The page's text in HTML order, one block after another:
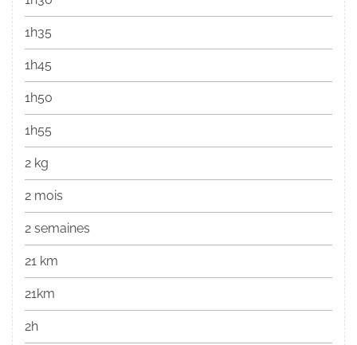
1h35
1h45
1h50
1h55
2 kg
2 mois
2 semaines
21 km
21km
2h